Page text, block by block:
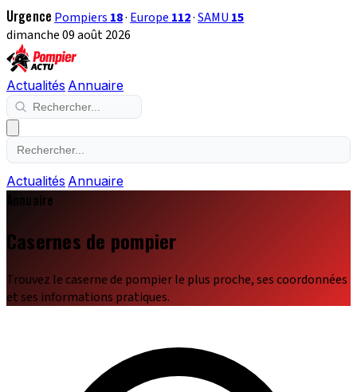
Urgence Pompiers 18· Europe 112·SAMU 15
dimanche 09 août 2026
Actualités Annuaire
Actualités Annuaire
Annuaire
Casernes de pompier
Trouvez le caserne de pompier le plus proche, ses coordonnées
et ses informations pratiques.